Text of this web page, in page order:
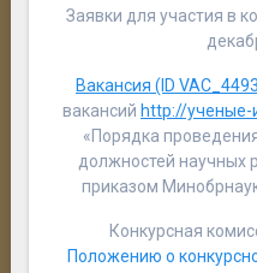
Заявки для участия в
Вакансия (ID
вакансий http://ученые-
«Порядка
должностей научных
приказом
Конкурсная
Положению о